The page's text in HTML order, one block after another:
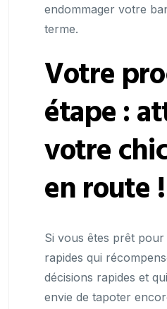
endommager votre
terme.
Votre
étape :
votre
en route !
Si vous êtes prêt pour
rapides qui
décisions rapides et
envie de tapoter